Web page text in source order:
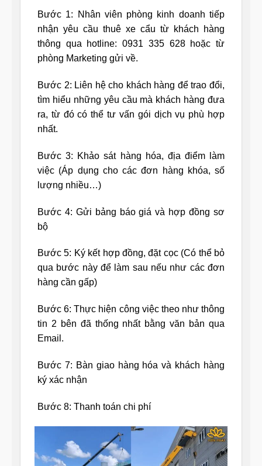
Bước 1: Nhân viên phòng kinh doanh tiếp
nhận yêu cầu thuê xe cẩu từ khách hàng
thông qua hotline: 0931 335 628 hoặc từ
phòng Marketing gửi về.
Bước 2: Liên hệ cho khách hàng để trao đổi,
tìm hiểu những yêu cầu mà khách hàng đưa
ra, từ đó có thể tư vấn gói dịch vụ phù hợp
nhất.
Bước 3: Khảo sát hàng hóa, địa điểm làm
việc (Áp dụng cho các đơn hàng khóa, số
lượng nhiều…)
Bước 4: Gửi bảng báo giá và hợp đồng sơ
bộ
Bước 5: Ký kết hợp đồng, đặt cọc (Có thể bỏ
qua bước này để làm sau nếu như các đơn
hàng cần gấp)
Bước 6: Thực hiện công việc theo như thông
tin 2 bên đã thống nhất bằng văn bản qua
Email.
Bước 7: Bàn giao hàng hóa và khách hàng
ký xác nhận
Bước 8: Thanh toán chi phí